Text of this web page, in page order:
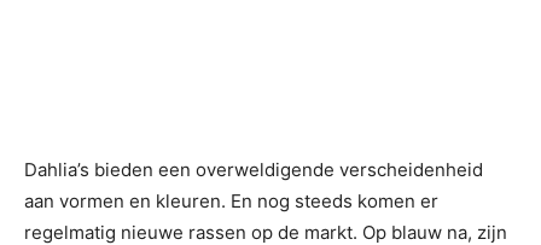
Dahlia’s bieden een overweldigende verscheidenheid
aan vormen en kleuren. En nog steeds komen er
regelmatig nieuwe rassen op de markt. Op blauw na, zijn